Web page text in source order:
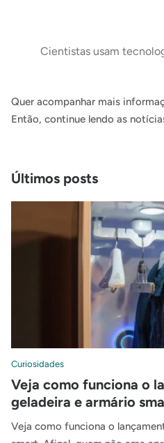
Cientistas usam
Quer acompanhar mais
Então, continue lendo as
Últimos posts
Curiosidades
Veja como funciona o
geladeira e armário
Veja como funciona o